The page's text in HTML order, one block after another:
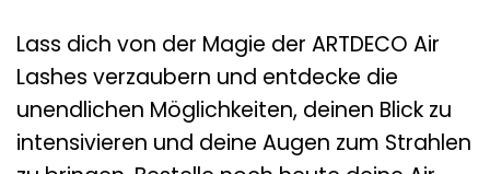
Lass dich von der Magie der ARTDECO Air
Lashes verzaubern und entdecke die
unendlichen Möglichkeiten, deinen Blick zu
intensivieren und deine Augen zum Strahlen